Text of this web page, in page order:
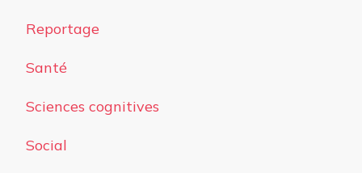
Reportage
Santé
Sciences cognitives
Social